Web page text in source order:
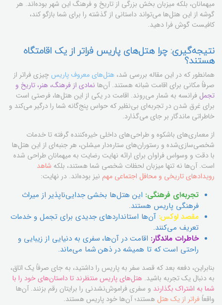
میهمانان، بلکه میزبان بخش بزرگی از تاریخ و فرهنگ این شهر بوده‌اند. هر
گوشه از این هتل‌ها می‌تواند داستانی از گذشته را برای شما بازگو کند،
کافیست گوش فرا دهید.
نتیجه‌گیری: چرا هتل‌های پاریس فراتر از یک اقامتگاه
هستند؟
همانطور که در این مقاله بررسی شد، هتل‌های معروف پاریسچیزی فراتر از
صرفاً مکانی برای اقامت شبانه هستند. آن‌ها نمادی از فرهنگ، هنر، تاریخ و
تجمل فرانسه به شمار می‌روند. اقامت در یکی از این هتل‌ها، فرصتی است
برای غرق شدن در تجربه‌ای بی‌نظیر که حواس پنج‌گانه شما را درگیر می‌کند و
خاطراتی ماندگار بر جای می‌گذارد.
از معماری‌های باشکوه و طراحی‌های داخلی خیره‌کننده گرفته تا خدمات
شخصی‌سازی‌شده و رستوران‌های ستاره‌دار میشلن، هر جنبه‌ای از این هتل‌ها
با دقت و وسواس فراوان برای ارائه نهایت رضایت به میهمانان طراحی شده
است. آن‌ها نه تنها میزبان لحظات شخصی شما هستند، بلکه شاهد
رویدادهای تاریخی و محافل اجتماعی مهم نیز بوده‌اند. در نهایت:
تجربه‌ای فرهنگی: این هتل‌ها بخشی جدایی‌ناپذیر از میراث
فرهنگی پاریس هستند.
مقصد لوکس: آن‌ها استانداردهای جدیدی برای تجمل و خدمات
تعریف می‌کنند.
خاطرات ماندگار: اقامت در آن‌ها، سفری به دنیایی از زیبایی و
راحتی است که تا همیشه در ذهن شما می‌ماند.
بنابراین، دفعه بعد که قصد سفر به پاریس را داشتید، به جای صرفاً یک اتاق،
به دنبال یک تجربه باشید. هتل‌های پاریس منتظرند تا داستان‌های خود را با
شما به اشتراک بگذارند و سفری فراموش‌نشدنی را برایتان رقم بزنند. آن‌ها
واقعاًفراتر از یک هتل هستند؛ آن‌ها خود پاریس هستند.